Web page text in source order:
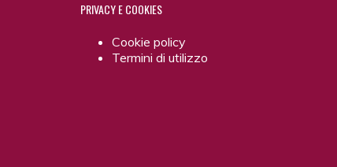
PRIVACYE COOKIES
Cookie policy
Termini di utilizzo